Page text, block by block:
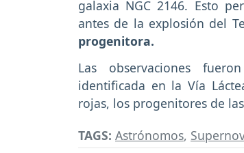
galaxia NGC 2146. Esto
antes de la explosión del
progenitora.
Las observaciones
identificada en la Vía
rojas, los progenitores de
TAGS: Astrónomos,